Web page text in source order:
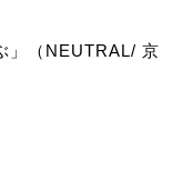
」（NEUTRAL/ 京